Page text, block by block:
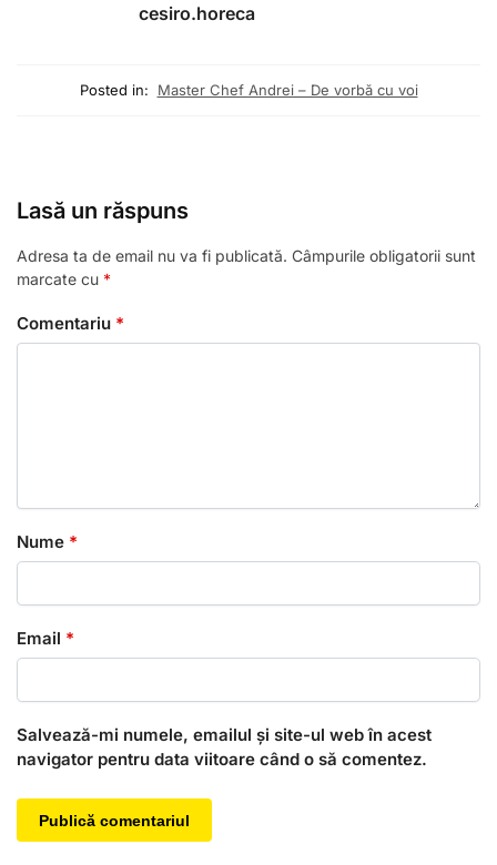
cesiro.horeca
Posted in: Master Chef Andrei – De vorbă cu voi
Lasă un răspuns
Adresa ta de email nu va fi publicată. Câmpurile obligatorii sunt
marcate cu *
Comentariu *
Nume *
Email *
Salvează-mi numele, emailul și site-ul web în acest
navigator pentru data viitoare când o să comentez.